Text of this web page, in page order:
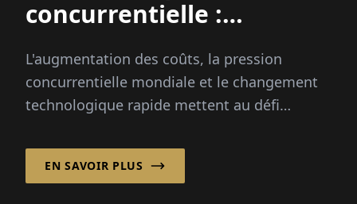
concurrentielle :
diversification, avancer
L'augmentation des coûts, la pression
concurrentielle mondiale et le changement
technologique rapide mettent au défi
GmbH...
EN SAVOIR PLUS